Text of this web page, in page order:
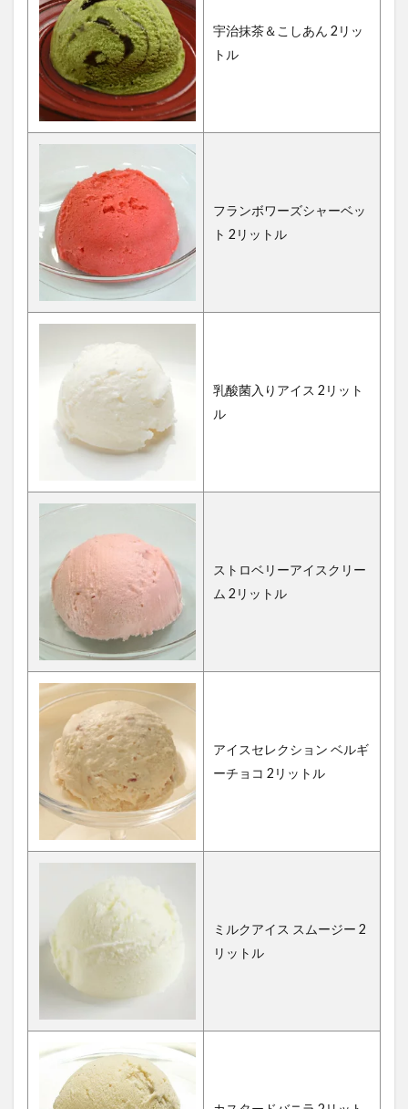
宇治抹茶＆こしあん 2リッ
トル
フランボワーズシャーベッ
ト 2リットル
乳酸菌入りアイス 2リット
ル
ストロベリーアイスクリー
ム 2リットル
アイスセレクション ベルギ
ーチョコ 2リットル
ミルクアイス スムージー 2
リットル